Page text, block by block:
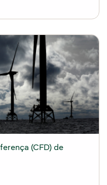
(CFD) de